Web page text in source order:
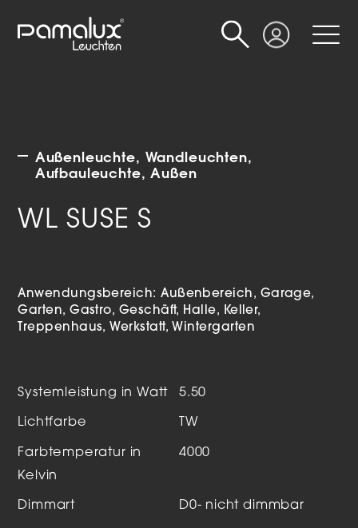
Login
Suche
Außenleuchte Wandleuchten
Aufbauleuchte Außen
WL SUSE S
Anwendungsbereich:Außenbereich
Garage
Garten
Gastro Geschäft Halle
Keller
Treppenhaus
Werkstatt Wintergarten
Systemleistung in Watt 5.50
Lichtfarbe TW
Farbtemperatur in
Kelvin
4000
Dimmart D0- nicht dimmbar